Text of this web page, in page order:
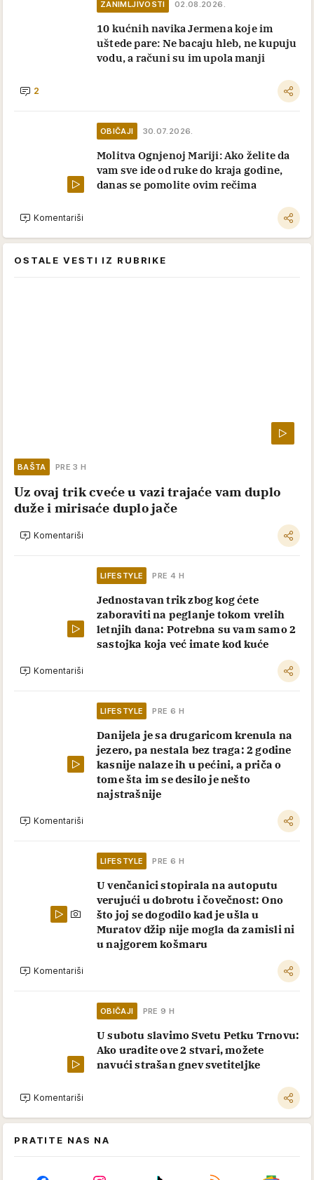
ZANIMLJIVOSTI 02.08.2026.
10 kućnih navika Jermena koje im
uštede pare: Ne bacaju hleb, ne kupuju
vodu, a računi su im upola manji
2
OBIČAJI 30.07.2026.
Molitva Ognjenoj Mariji: Ako želite da
vam sve ide od ruke do kraja godine,
danas se pomolite ovim rečima
Komentariši
OSTALE VESTI IZ RUBRIKE
BAŠTA PRE 3 H
Uz ovaj trik cveće u vazi trajaće vam duplo
duže i mirisaće duplo jače
Komentariši
LIFESTYLE PRE 4 H
Jednostavan trik zbog kog ćete
zaboraviti na peglanje tokom vrelih
letnjih dana: Potrebna su vam samo 2
sastojka koja već imate kod kuće
Komentariši
LIFESTYLE PRE 6 H
Danijela je sa drugaricom krenula na
jezero, pa nestala bez traga: 2 godine
kasnije nalaze ih u pećini, a priča o
tome šta im se desilo je nešto
najstrašnije
Komentariši
LIFESTYLE PRE 6 H
U venčanici stopirala na autoputu
verujući u dobrotu i čovečnost: Ono
što joj se dogodilo kad je ušla u
Muratov džip nije mogla da zamisli ni
u najgorem košmaru
Komentariši
OBIČAJI PRE 9 H
U subotu slavimo Svetu Petku Trnovu:
Ako uradite ove 2 stvari, možete
navući strašan gnev svetiteljke
Komentariši
PRATITE NAS NA